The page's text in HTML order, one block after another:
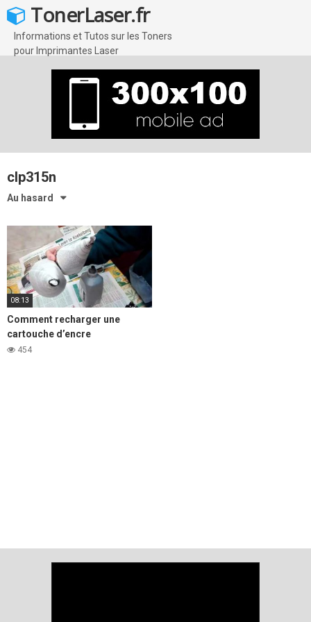
Skip
to
content
TonerLaser.fr
Informations et Tutos sur les Toners
pour Imprimantes Laser
clp315n
Au hasard
08:13
Comment recharger une
cartouche d’encre
d’imprimante laser Samsung
454